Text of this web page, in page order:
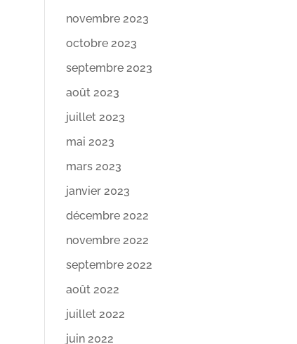
novembre 2023
octobre 2023
septembre 2023
août 2023
juillet 2023
mai 2023
mars 2023
janvier 2023
décembre 2022
novembre 2022
septembre 2022
août 2022
juillet 2022
juin 2022